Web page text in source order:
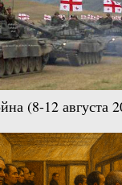
(8-12 августа